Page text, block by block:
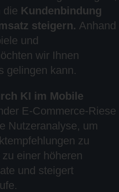
die Kundenbindung
steigern. Anhand
und
wir Ihnen
gelingen kann.
KI im Mobile
E-Commerce-Riese
Nutzeranalyse, um
zu
einer höheren
und steigert